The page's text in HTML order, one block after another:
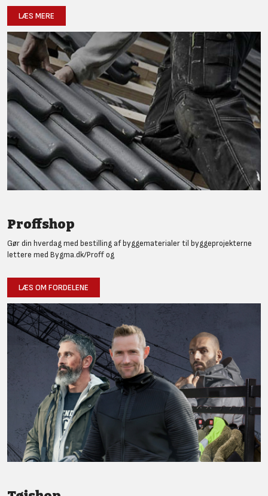
LÆS MERE
Proffshop
Gør din hverdag med bestilling af byggematerialer til byggeprojekterne
lettere med Bygma.dk/Proff og
LÆS OM FORDELENE